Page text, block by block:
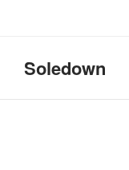
Soledown